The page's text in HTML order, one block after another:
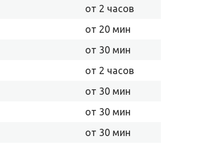
от 2 часов
от 20 мин
от 30 мин
от 2 часов
от 30 мин
от 30 мин
от 30 мин